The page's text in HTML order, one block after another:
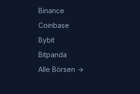
Binance
Coinbase
Bybit
Bitpanda
Alle Börsen →